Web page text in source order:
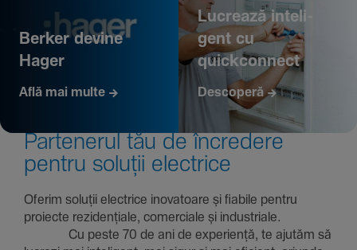
Berker devine
Hager
Află mai multe
Lucrează inte­li­
gent cu
quickconnect
Descoperă
Parte­nerul tău de încre­dere
pentru soluții electrice
Oferim soluții electrice inova­toare și fiabile pentru
proiecte rezi­den­țiale, comer­ciale și indus­triale.
Cu peste 70 de ani de expe­riență, te ajutăm să